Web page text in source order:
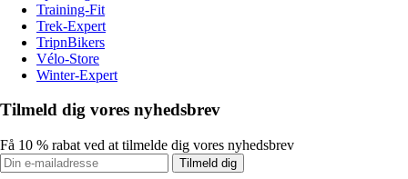
Training-Fit
Trek-Expert
TripnBikers
Vélo-Store
Winter-Expert
Tilmeld dig vores nyhedsbrev
Få 10 % rabat ved at tilmelde dig vores nyhedsbrev
Tilmeld dig